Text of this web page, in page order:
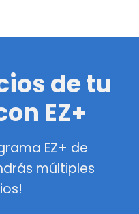
de tu
EZ+
EZ+ de
múltiples